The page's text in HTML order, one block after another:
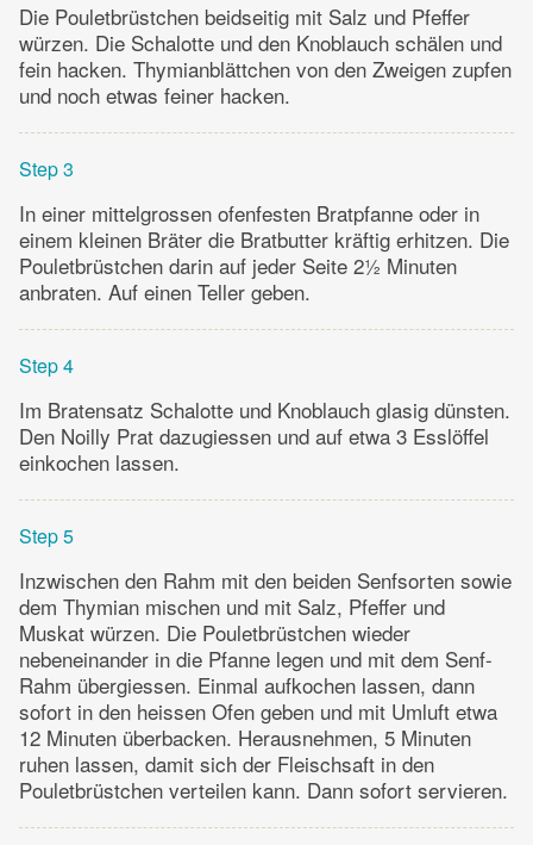
Die Pouletbrüstchen beidseitig mit Salz und Pfeffer
würzen. Die Schalotte und den Knoblauch schälen und
fein hacken. Thymianblättchen von den Zweigen zupfen
und noch etwas feiner hacken.
Step 3
In einer mittelgrossen ofenfesten Bratpfanne oder in
einem kleinen Bräter die Bratbutter kräftig erhitzen. Die
Pouletbrüstchen darin auf jeder Seite 2½ Minuten
anbraten. Auf einen Teller geben.
Step 4
Im Bratensatz Schalotte und Knoblauch glasig dünsten.
Den Noilly Prat dazugiessen und auf etwa 3 Esslöffel
einkochen lassen.
Step 5
Inzwischen den Rahm mit den beiden Senfsorten sowie
dem Thymian mischen und mit Salz, Pfeffer und
Muskat würzen. Die Pouletbrüstchen wieder
nebeneinander in die Pfanne legen und mit dem Senf-
Rahm übergiessen. Einmal aufkochen lassen, dann
sofort in den heissen Ofen geben und mit Umluft etwa
12 Minuten überbacken. Herausnehmen, 5 Minuten
ruhen lassen, damit sich der Fleischsaft in den
Pouletbrüstchen verteilen kann. Dann sofort servieren.